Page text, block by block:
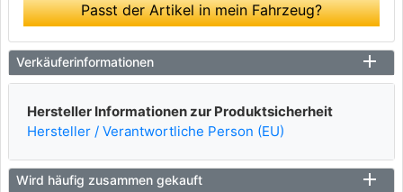
Passt der Artikel in mein Fahrzeug?
Verkäuferinformationen
Hersteller Informationen zur Produktsicherheit
Hersteller / Verantwortliche Person (EU)
Wird häufig zusammen gekauft